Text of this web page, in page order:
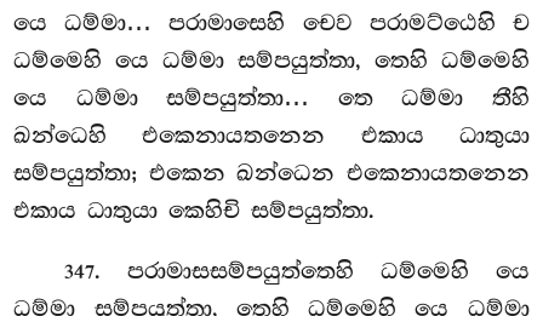
යෙ ධම්මා… පරාමාසෙහි චෙව පරාමට්ඨෙහි ච
ධම්මෙහි යෙ ධම්මා සම්පයුත්තා, තෙහි ධම්මෙහි
යෙ ධම්මා සම්පයුත්තා… තෙ ධම්මා තීහි
ඛන්ධෙහි එකෙනායතනෙන එකාය ධාතුයා
සම්පයුත්තා; එකෙන ඛන්ධෙන එකෙනායතනෙන
එකාය ධාතුයා කෙහිචි සම්පයුත්තා.
347. පරාමාසසම්පයුත්තෙහි ධම්මෙහි යෙ
ධම්මා සම්පයුත්තා, තෙහි ධම්මෙහි යෙ ධම්මා